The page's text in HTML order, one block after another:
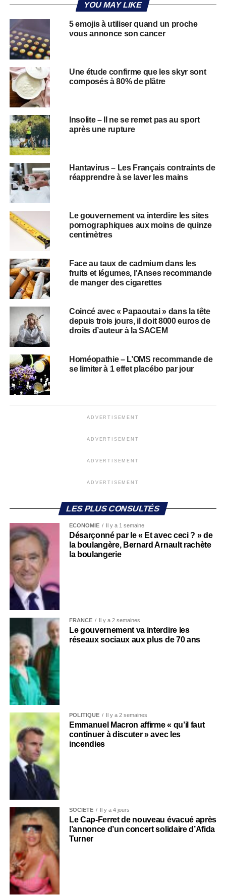
YOU MAY LIKE
5 emojis à utiliser quand un proche
vous annonce son cancer
Une étude confirme que les skyr sont
composés à 80% de plâtre
Insolite – Il ne se remet pas au sport
après une rupture
Hantavirus – Les Français contraints de
réapprendre à se laver les mains
​​Le gouvernement va interdire les sites
pornographiques aux moins de quinze
centimètres
Face au taux de cadmium dans les
fruits et légumes, l’Anses recommande
de manger des cigarettes
Coincé avec « Papaoutai » dans la tête
depuis trois jours, il doit 8000 euros de
droits d’auteur à la SACEM
Homéopathie – L’OMS recommande de
se limiter à 1 effet placébo par jour
ADVERTISEMENT
ADVERTISEMENT
ADVERTISEMENT
ADVERTISEMENT
LES PLUS CONSULTÉS
ECONOMIE Il y a 1 semaine
Désarçonné par le « Et avec ceci ? » de
la boulangère, Bernard Arnault rachète
la boulangerie
FRANCE Il y a 2 semaines
Le gouvernement va interdire les
réseaux sociaux aux plus de 70 ans
POLITIQUE Il y a 2 semaines
Emmanuel Macron affirme « qu’il faut
continuer à discuter » avec les
incendies
SOCIÉTÉ Il y a 4 jours
Le Cap-Ferret de nouveau évacué après
l’annonce d’un concert solidaire d’Afida
Turner